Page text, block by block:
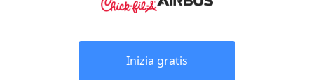
Inizia gratis